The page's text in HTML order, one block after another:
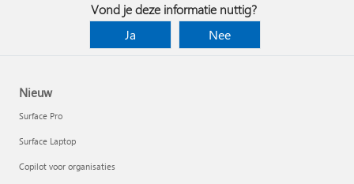
Vond je deze informatie nuttig?
Ja
Nee
Nieuw
Surface Pro
Surface Laptop
Copilot voor organisaties